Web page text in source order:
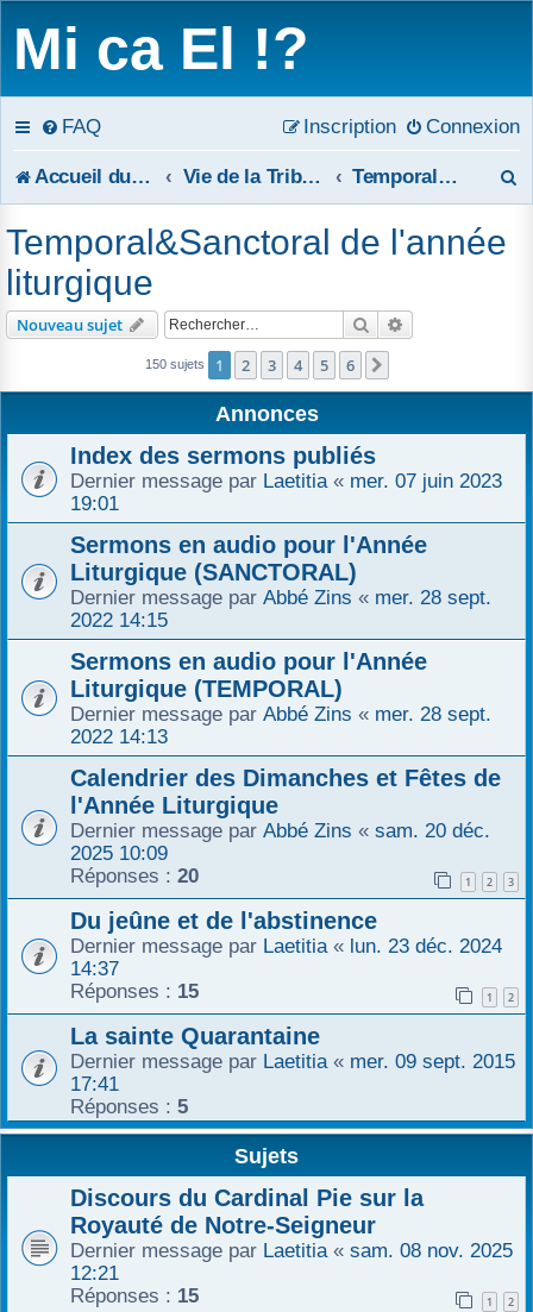
Mi ca El !?
FAQ Connexion
Inscription
Accueil du forum Vie de la Tribune Temporal&Sanctoral de l'année liturgique
r
c
e
Temporal&Sanctoral de l'année
liturgique
Nouveau sujet Rechercher
150 sujets 1 2 3 4 5 6
Annonces
Index des sermons publiés
Dernier message par Laetitia « mer. 07 juin 2023
19:01
Sermons en audio pour l'Année
Liturgique (SANCTORAL)
Dernier message par Abbé Zins « mer. 28 sept.
2022 14:15
Sermons en audio pour l'Année
Liturgique (TEMPORAL)
Dernier message par Abbé Zins « mer. 28 sept.
2022 14:13
Calendrier des Dimanches et Fêtes de
l'Année Liturgique
Dernier message par Abbé Zins « sam. 20 déc.
2025 10:09
Réponses : 20 1 2 3
Du jeûne et de l'abstinence
Dernier message par Laetitia « lun. 23 déc. 2024
14:37
Réponses : 15 1 2
La sainte Quarantaine
Dernier message par Laetitia « mer. 09 sept. 2015
17:41
Réponses : 5
Sujets
Discours du Cardinal Pie sur la
Royauté de Notre-Seigneur
Dernier message par Laetitia « sam. 08 nov. 2025
12:21
Réponses : 15 1 2